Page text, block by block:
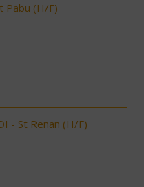
Pabu (H/F)
- St Renan (H/F)